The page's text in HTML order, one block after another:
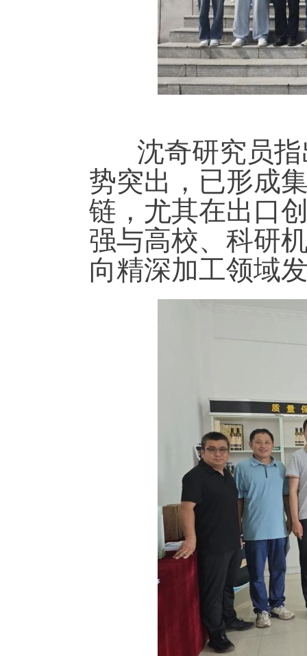
沈奇研究员指
势突出，已形成
链，尤其在出口
强与高校、科研
向精深加工领域